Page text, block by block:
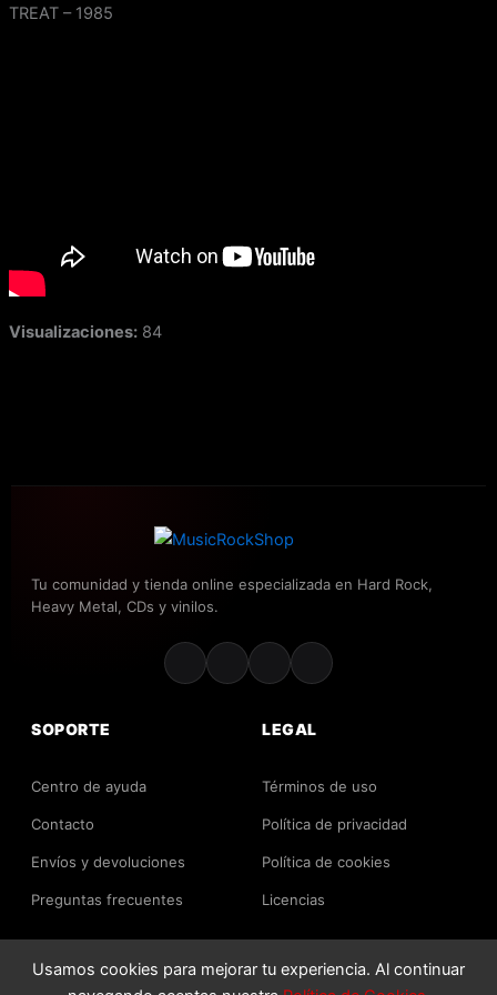
TREAT – 1985
Visualizaciones:84
Tu comunidad y tienda online especializada en Hard Rock,
Heavy Metal, CDs y vinilos.
SOPORTE
Centro de ayuda
Contacto
Envíos y devoluciones
Preguntas frecuentes
LEGAL
Términos de uso
Política de privacidad
Política de cookies
Licencias
2026 MusicRockShop. Todos los derechos reservados.
Usamos cookies para mejorar tu experiencia. Al continuar